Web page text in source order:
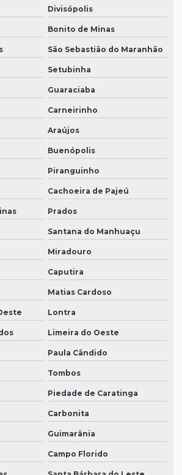
Divisópolis
Bonito de Minas
São Sebastião do Maranhão
Setubinha
Guaraciaba
Carneirinho
Araújos
Buenópolis
Piranguinho
Cachoeira de Pajeú
Prados
Santana do Manhuaçu
Miradouro
Caputira
Matias Cardoso
Lontra
Limeira do Oeste
Paula Cândido
Tombos
Piedade de Caratinga
Carbonita
Guimarânia
Campo Florido